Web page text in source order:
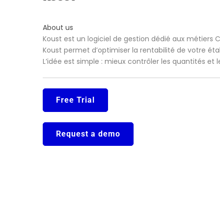
About us
Koust est un logiciel de gestion dédié aux métiers
Koust permet d’optimiser la rentabilité de votre
L’idée est simple : mieux contrôler les quantités
Free Trial
Request a demo